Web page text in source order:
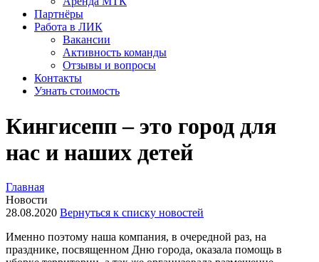
Партнёры
Работа в ЛИК
Вакансии
Активность команды
Отзывы и вопросы
Контакты
Узнать стоимость
Кингисепп – это город для
нас и наших детей
Главная
Новости
28.08.2020 Вернуться к списку новостей
Именно поэтому наша компания, в очередной раз, на
празднике, посвященном Дню города, оказала помощь в